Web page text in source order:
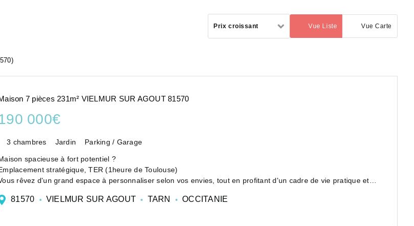
Prix croissant Vue Liste
(activé) Vue Carte
7 pièces 231m² VIELMUR SUR AGOUT 81570
000€
3 chambres Jardin Parking / Garage
spacieuse à fort potentiel ?
stratégique, TER (1heure de Toulouse)
rêvez d'un grand espace à personnaliser selon vos envies, tout en profitant d'un cadre de vie pratique et
81570 VIELMUR SUR AGOUT TARN OCCITANIE